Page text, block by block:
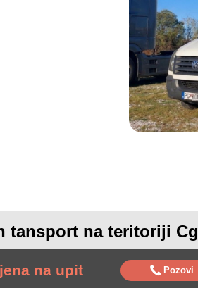
tansport na teritoriji Cg
na upit Pozovi